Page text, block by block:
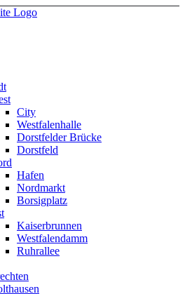
City
Westfalenhalle
Dorstfelder Brücke
Dorstfeld
Hafen
Nordmarkt
Borsigplatz
Kaiserbrunnen
Westfalendamm
Ruhrallee